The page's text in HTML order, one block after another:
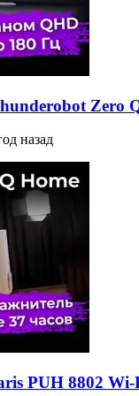
Zero
назад
PUH 8802